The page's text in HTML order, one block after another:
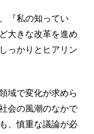
『私の知ってい
大きな改革を進め
っかりとヒアリン
域で変化が求めら
会の風潮のなかで
、慎重な議論が必